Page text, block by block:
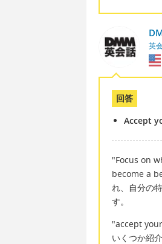
英
回答
Accept
"Focus on
become a
れ、自分の
す。
"accept
いくつか紹